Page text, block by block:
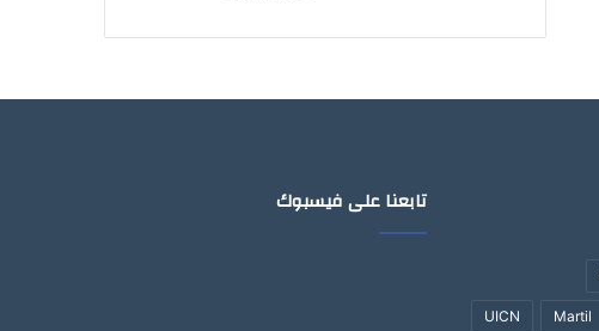
Martil
UICN
تابعنا على فيسبوك